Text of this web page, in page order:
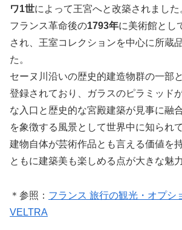
ワ1世によって王宮へと改築されました
フランス革命後の1793年に美術館とし
され、王室コレクションを中心に所蔵
た。
セーヌ川沿いの歴史的建造物群の一部
登録されており、ガラスのピラミッド
な入口と歴史的な宮殿建築が見事に融
を象徴する風景として世界中に知られ
建物自体が芸術作品とも言える価値を
ともに建築美も楽しめる点が大きな魅力
＊参照： フランス 旅行の観光・オプシ
VELTRA